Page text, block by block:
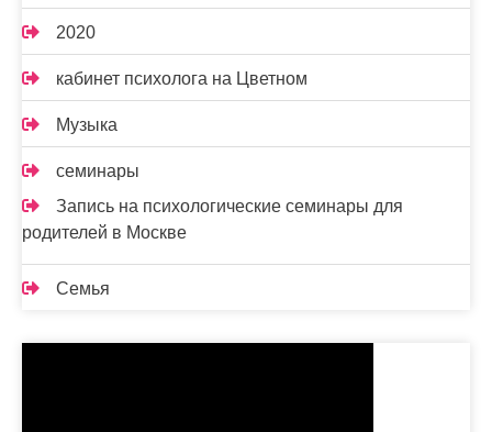
2020
кабинет психолога на Цветном
Музыка
семинары
Запись на психологические семинары для
родителей в Москве
Семья